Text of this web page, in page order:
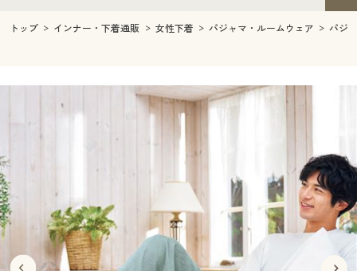
レディースファッション
インナー・下着通販すべて
メンズ下着
メンズ
メンズファッション
家電・雑貨すべて
キッチン・雑貨・日用品
寝具・インテリア・家具
寝具・インテリア・家具通販すべて
家具・収納
寝具・ベッド
美容・健康通販すべて
美容・健康・サプリメント
制服・スクール
制服・スクールすべて
大きいサイズ
ジュニア・ティーンズ下着
メンズ下着
寝具・インテリア・家具通販すべて
寝具・ベッド
カーテン・ラグ・ファブリック
美容・健康
美容・健康・サプリメント
制服・スクールすべて
制服・学生服
大きいサイズ
大きいサイズ通販すべて
バーゲン
トップ インナー・下着通販 女性下着 パジャマ・ルームウェア パジ